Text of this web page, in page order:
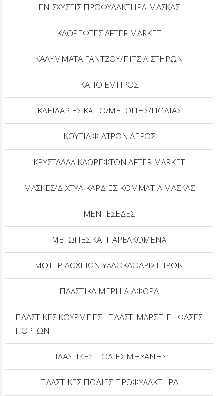
ΕΝΙΣΧΥΣΕΙΣ ΠΡΟΦΥΛΑΚΤΗΡΑ-ΜΑΣΚΑΣ
ΚΑΘΡΕΦΤΕΣ AFTER MARKET
ΚΑΛΥΜΜΑΤΑ ΓΑΝΤΖOY/ΠΙΤΣΙΛΙΣΤΗΡΩΝ
ΚΑΠΟ ΕΜΠΡΟΣ
ΚΛΕΙΔΑΡΙΕΣ ΚΑΠΟ/ΜΕΤΩΠΗΣ/ΠΟΔΙΑΣ
ΚΟΥΤΙΑ ΦΙΛΤΡΩΝ ΑΕΡΟΣ
ΚΡΥΣΤΑΛΛΑ ΚΑΘΡΕΦΤΩΝ AFTER MARKET
ΜΑΣΚΕΣ/ΔΙΧΤΥΑ-ΚΑΡΔΙΕΣ-ΚΟΜΜΑΤΙΑ ΜΑΣΚΑΣ
ΜΕΝΤΕΣΕΔΕΣ
ΜΕΤΩΠΕΣ ΚΑΙ ΠΑΡΕΛΚΟΜΕΝΑ
ΜΟΤΕΡ ΔΟΧΕΙΩΝ ΥΑΛΟΚΑΘΑΡΙΣΤΗΡΩΝ
ΠΛΑΣΤΙΚΑ ΜΕΡΗ ΔΙΑΦΟΡΑ
ΠΛΑΣΤΙΚΕΣ ΚΟΥΡΜΠΕΣ - ΠΛΑΣΤ. ΜΑΡΣΠΙΕ - ΦΑΣΕΣ
ΠΟΡΤΩΝ
ΠΛΑΣΤΙΚΕΣ ΠΟΔΙΕΣ ΜΗΧΑΝΗΣ
ΠΛΑΣΤΙΚΕΣ ΠΟΔΙΕΣ ΠΡΟΦΥΛΑΚΤΗΡΑ